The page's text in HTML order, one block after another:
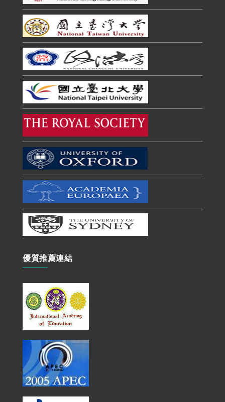
優質推薦連結